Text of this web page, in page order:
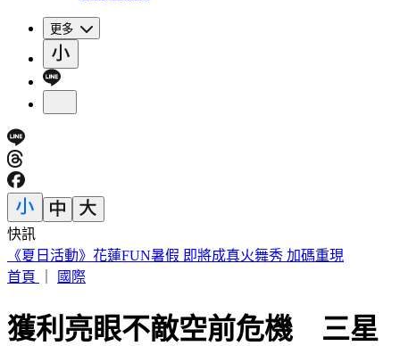
更多
快訊
瑪丹娜重要推手！大咖製作人「家中身亡」享壽69歲
首頁
國際
獲利亮眼不敵空前危機 三星